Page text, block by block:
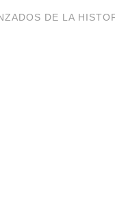
DE LA